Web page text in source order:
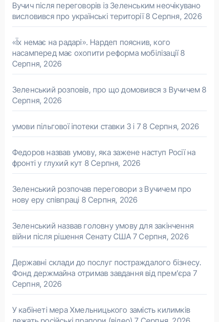
Вучич після переговорів із Зеленським неочікувано
висловився про українські території 8 Серпня, 2026
«Їх немає на радарі». Нардеп пояснив, кого
насамперед має охопити реформа мобілізації 8
Серпня, 2026
Зеленський розповів, про що домовився з Вучичем 8
Серпня, 2026
умови пільгової іпотеки ставки 3 і 7 8 Серпня, 2026
Федоров назвав умову, яка зажене наступ Росії на
фронті у глухий кут 8 Серпня, 2026
Зеленський розпочав переговори з Вучичем про
нову еру співпраці 8 Серпня, 2026
Зеленський назвав головну умову для закінчення
війни після рішення Сенату США 7 Серпня, 2026
Державні склади до послуг постраждалого бізнесу.
Фонд держмайна отримав завдання від прем’єра 7
Серпня, 2026
У кабінеті мера Хмельницького замість килимків